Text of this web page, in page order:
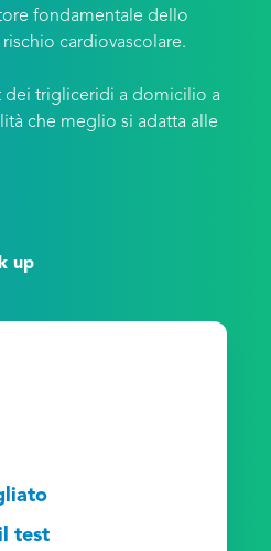
fondamentale dello
cardiovascolare.
dei trigliceridi a domicilio a
che meglio si adatta alle
up
test